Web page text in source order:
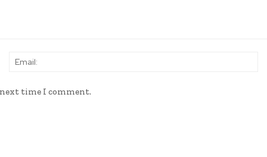
time I comment.